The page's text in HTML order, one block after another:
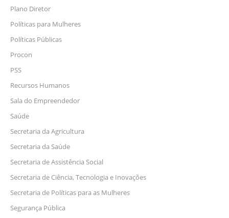
Plano Diretor
Políticas para Mulheres
Políticas Públicas
Procon
PSS
Recursos Humanos
Sala do Empreendedor
Saúde
Secretaria da Agricultura
Secretaria da Saúde
Secretaria de Assistência Social
Secretaria de Ciência, Tecnologia e Inovações
Secretaria de Políticas para as Mulheres
Segurança Pública